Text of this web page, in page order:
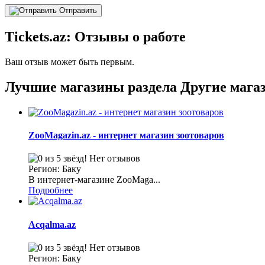
Отправить
Tickets.az: Отзывы о работе
Ваш отзыв может быть первым.
Лучшие магазины раздела Другие
ZooMagazin.az - интернет магазин зоотоваров
Нет отзывов
Регион: Баку
В интернет-магазине ZooMaga...
Подробнее
Acqalma.az
Нет отзывов
Регион: Баку